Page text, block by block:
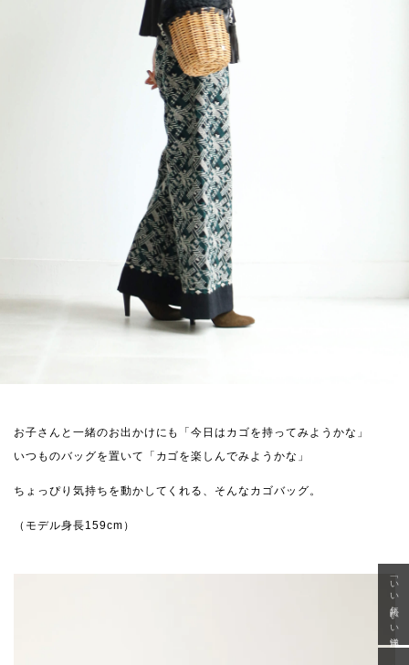
お子さんと一緒のお出かけにも「今日はカゴを持ってみようかな」
いつものバッグを置いて「カゴを楽しんでみようかな」
ちょっぴり気持ちを動かしてくれる、そんなカゴバッグ。
（モデル身長159cm）
「いい年齢 いい洋服」